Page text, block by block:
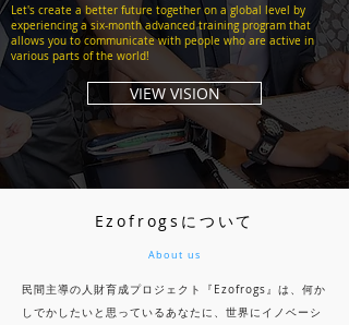
Let's create a better future together on a global level by
experiencing a six-month advanced training program that
allows you to communicate with people who are active in
various parts of the world!
VIEW VISION
Ezofrogsについて
About us
民間主導の人財育成プロジェクト『Ezofrogs』は、何か
しでかしたいと思っているあなたに、世界にイノベーシ